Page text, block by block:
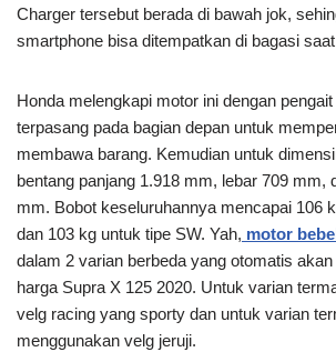
Charger tersebut berada di bawah jok,
smartphone bisa ditempatkan di bagasi
Honda melengkapi motor ini dengan
terpasang pada bagian depan untuk
membawa barang. Kemudian untuk
bentang panjang 1.918 mm, lebar 709 mm,
mm. Bobot keseluruhannya mencapai 106
dan 103 kg untuk tipe SW. Yah, motor
dalam 2 varian berbeda yang otomatis
harga Supra X 125 2020. Untuk varian
velg racing yang sporty dan untuk varian
menggunakan velg jeruji.